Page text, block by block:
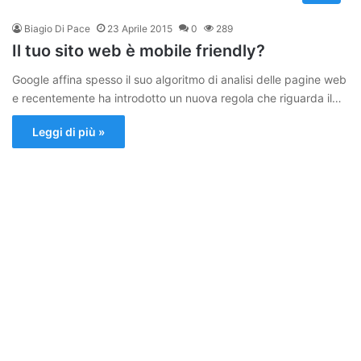
Biagio Di Pace 23 Aprile 2015 0 289
Il tuo sito web è mobile friendly?
Google affina spesso il suo algoritmo di analisi delle pagine web
e recentemente ha introdotto un nuova regola che riguarda il…
Leggi di più »